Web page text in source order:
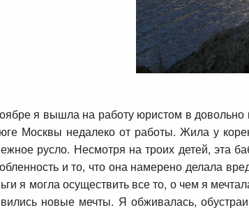
я вышла на работу юристом в
Москвы недалеко от работы. Жила у
русло. Несмотря на троих детей, эта
и то, что она намерено делала
я могла осуществить все то, о чем я
новые мечты. Я обживалась,